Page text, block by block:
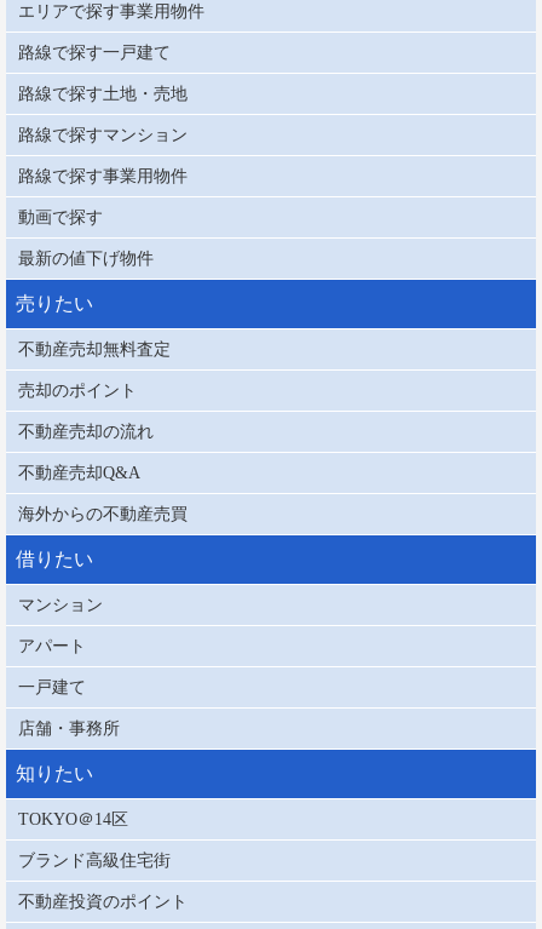
エリアで探す事業用物件
路線で探す一戸建て
路線で探す土地・売地
路線で探すマンション
路線で探す事業用物件
動画で探す
最新の値下げ物件
売りたい
不動産売却無料査定
売却のポイント
不動産売却の流れ
不動産売却Q&A
海外からの不動産売買
借りたい
マンション
アパート
一戸建て
店舗・事務所
知りたい
TOKYO＠14区
ブランド高級住宅街
不動産投資のポイント